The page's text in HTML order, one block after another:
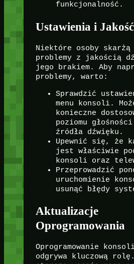
funkcjonalność.
Ustawienia i
Niektóre osoby
problemy z jakością
jego brakiem. Aby
problemy, warto:
Sprawdzić
menu konsoli.
konieczne
poziomu
źródła dźwięku.
Upewnić się, że
jest właściwie
konsoli oraz
Przeprowadzić
uruchomienie
usunąć błędy
Aktualizacje
Oprogramowania
Oprogramowanie
odgrywa kluczową